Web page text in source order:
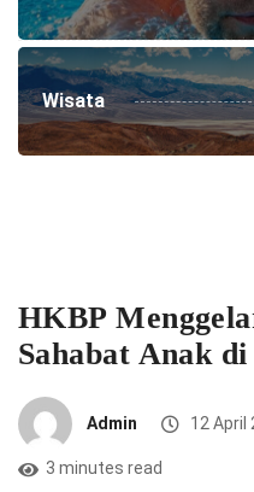
Wisata
HKBP
Sahabat Anak
Admin 12 April
3 minutes read